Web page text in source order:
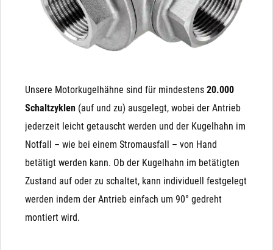
der Energie des geladenen Kondensators (ähnlich einer
Batterie) von Alleine zurück.
Unsere Motorkugelhähne sind für mindestens 20.000
Schaltzyklen (auf und zu) ausgelegt, wobei der Antrieb
jederzeit leicht getauscht werden und der Kugelhahn im
Notfall – wie bei einem Stromausfall – von Hand
betätigt werden kann. Ob der Kugelhahn im betätigten
Zustand auf oder zu schaltet, kann individuell festgelegt
werden indem der Antrieb einfach um 90° gedreht
montiert wird.